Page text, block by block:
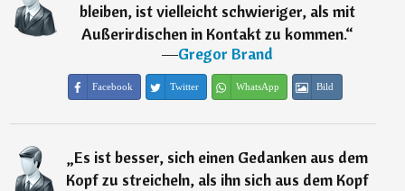
bleiben, ist vielleicht schwieriger, als mit
Außerirdischen in Kontakt zu kommen.“
―Gregor Brand
Facebook Twitter WhatsApp Bild
„Es ist besser, sich einen Gedanken aus dem
Kopf zu streicheln, als ihn sich aus dem Kopf